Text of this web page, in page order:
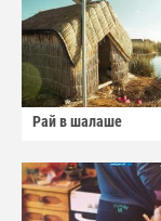
Рай в шалаше